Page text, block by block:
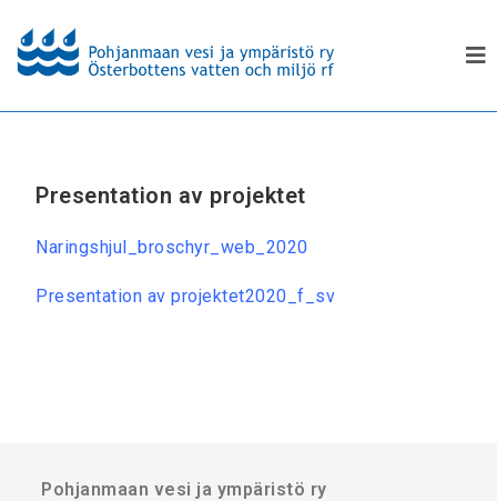
Presentation av projektet
Naringshjul_broschyr_web_2020
Presentation av projektet2020_f_sv
Pohjanmaan vesi ja ympäristö ry